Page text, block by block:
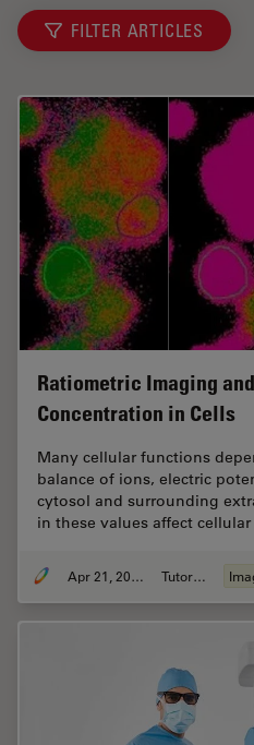
FILTER ARTICLES
Ratiometric Imaging
Concentration in Cells
Many cellular functions
balance of ions, electric
cytosol and surrounding
in these values affect
Apr 21, 2026 Tutoriel